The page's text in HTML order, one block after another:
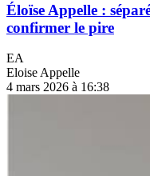
Éloïse Appelle :
confirmer le pire
EA
Eloise Appelle
4 mars 2026 à 16:38